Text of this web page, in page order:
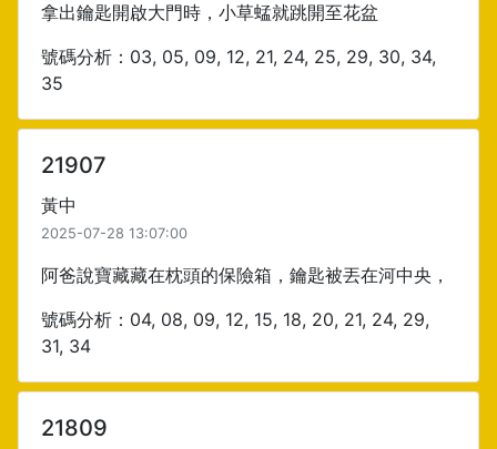
拿出鑰匙開啟大門時，小草蜢就跳開至花盆
號碼分析：03, 05, 09, 12, 21, 24, 25, 29, 30, 34,
35
21907
黃中
2025-07-28 13:07:00
阿爸說寶藏藏在枕頭的保險箱，鑰匙被丟在河中央，
號碼分析：04, 08, 09, 12, 15, 18, 20, 21, 24, 29,
31, 34
21809